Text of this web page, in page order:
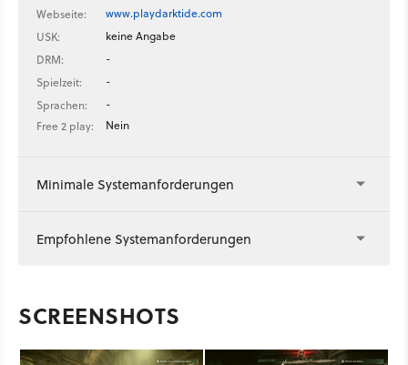
Webseite:
www.playdarktide.com
USK:
keine Angabe
DRM:
-
Spielzeit:
-
Sprachen:
-
Free 2 play:
Nein
Minimale Systemanforderungen
Empfohlene Systemanforderungen
SCREENSHOTS